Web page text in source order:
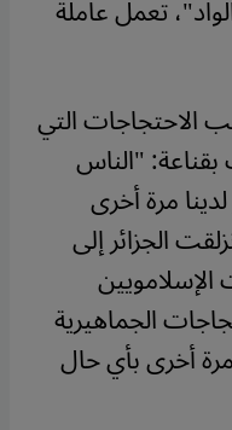
تعمل عاملة
الاحتجاجات التي
بقناعة: "الناس
مرة أخرى
الجزائر إلى
الجماهيرية
مرة أخرى بأي حال